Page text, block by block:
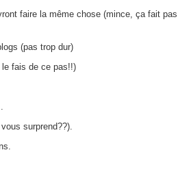
faire la même chose (mince, ça fait pas
(pas trop dur)
fais de ce pas!!)
surprend??).